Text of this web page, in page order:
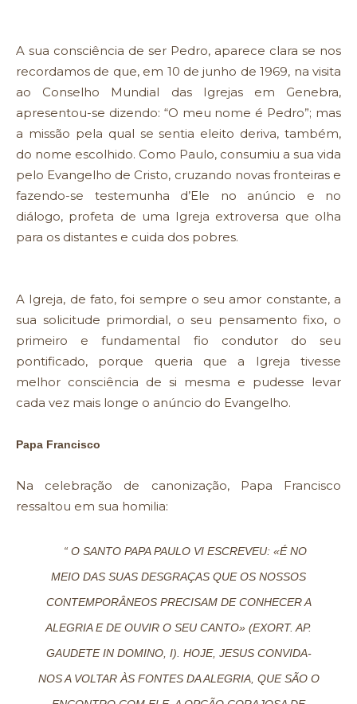
A sua consciência de ser Pedro, aparece clara se nos
recordamos de que, em 10 de junho de 1969, na visita
ao Conselho Mundial das Igrejas em Genebra,
apresentou-se dizendo: “O meu nome é Pedro”; mas
a missão pela qual se sentia eleito deriva, também,
do nome escolhido. Como Paulo, consumiu a sua vida
pelo Evangelho de Cristo, cruzando novas fronteiras e
fazendo-se testemunha d’Ele no anúncio e no
diálogo, profeta de uma Igreja extroversa que olha
para os distantes e cuida dos pobres.
A Igreja, de fato, foi sempre o seu amor constante, a
sua solicitude primordial, o seu pensamento fixo, o
primeiro e fundamental fio condutor do seu
pontificado, porque queria que a Igreja tivesse
melhor consciência de si mesma e pudesse levar
cada vez mais longe o anúncio do Evangelho.
Papa Francisco
Na celebração de canonização, Papa Francisco
ressaltou em sua homilia:
“ O SANTO PAPA PAULO VI ESCREVEU: «É NO
MEIO DAS SUAS DESGRAÇAS QUE OS NOSSOS
CONTEMPORÂNEOS PRECISAM DE CONHECER A
ALEGRIA E DE OUVIR O SEU CANTO» (EXORT. AP.
GAUDETE IN DOMINO, I). HOJE, JESUS CONVIDA-
NOS A VOLTAR ÀS FONTES DA ALEGRIA, QUE SÃO O